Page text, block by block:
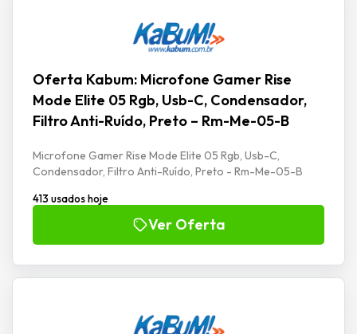
Oferta Kabum: Microfone Gamer Rise
Mode Elite 05 Rgb, Usb-C, Condensador,
Filtro Anti-Ruído, Preto – Rm-Me-05-B
Microfone Gamer Rise Mode Elite 05 Rgb, Usb-C,
Condensador, Filtro Anti-Ruído, Preto - Rm-Me-05-B
413 usados hoje
Ver Oferta